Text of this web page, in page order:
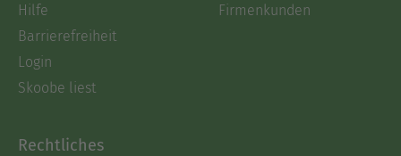
Hilfe
Barrierefreiheit
Login
Skoobe liest
Firmenkunden
Rechtliches